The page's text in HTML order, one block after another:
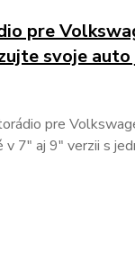
pre
svoje auto
pre
7" aj 9" verzii s